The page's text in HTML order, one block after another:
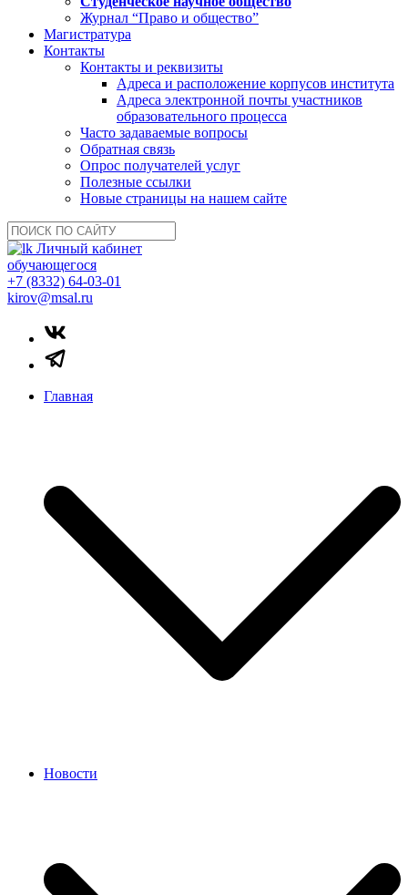
Журнал “Право и общество”
Магистратура
Контакты
Контакты и реквизиты
Адреса и расположение корпусов института
Адреса электронной почты участников
образовательного процесса
Часто задаваемые вопросы
Обратная связь
Опрос получателей услуг
Полезные ссылки
Новые страницы на нашем сайте
Личный кабинет
обучающегося
+7 (8332) 64-03-01
kirov@msal.ru
Главная
Новости